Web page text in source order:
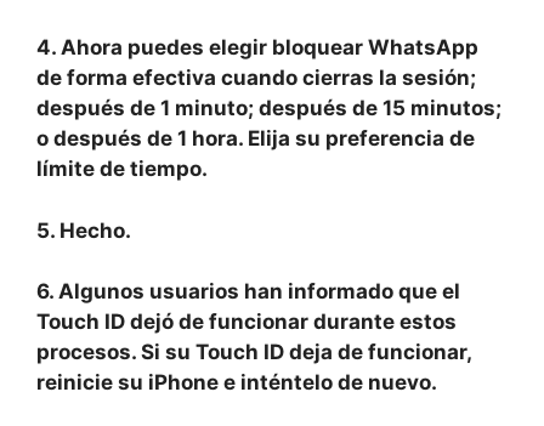
4. Ahora puedes elegir bloquear WhatsApp
de forma efectiva cuando cierras la sesión;
después de 1 minuto; después de 15 minutos;
o después de 1 hora. Elija su preferencia de
límite de tiempo.
5. Hecho.
6. Algunos usuarios han informado que el
Touch ID dejó de funcionar durante estos
procesos. Si su Touch ID deja de funcionar,
reinicie su iPhone e inténtelo de nuevo.